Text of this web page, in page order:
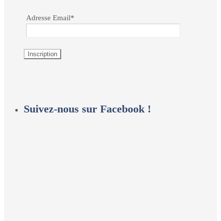
Adresse Email*
Suivez-nous sur Facebook !